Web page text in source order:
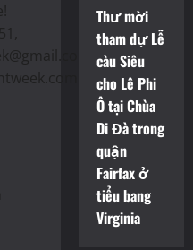
Thư mời
tham dự Lễ
càu Siêu
cho Lê Phi
Ô tại Chùa
Di Đà trong
quận
Fairfax ở
tiểu bang
Virginia